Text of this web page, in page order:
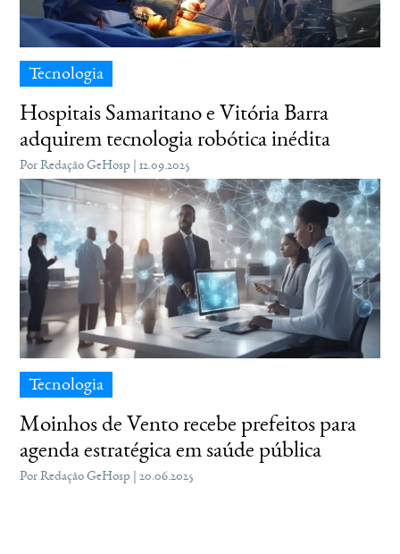
Tecnologia
Hospitais Samaritano e Vitória Barra
adquirem tecnologia robótica inédita
Por Redação GeHosp | 12.09.2025
Tecnologia
Moinhos de Vento recebe prefeitos para
agenda estratégica em saúde pública
Por Redação GeHosp | 20.06.2025